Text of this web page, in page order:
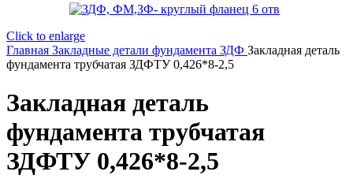
Click to enlarge
Главная Закладные детали фундамента ЗДФ Закладная деталь
фундамента трубчатая ЗДФТУ 0,426*8-2,5
Закладная деталь
фундамента трубчатая
ЗДФТУ 0,426*8-2,5